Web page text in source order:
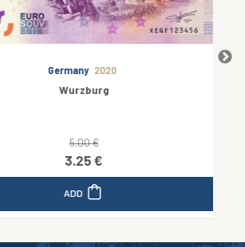
Germany 2020
Wurzburg
5.00 €
3.25 €
ADD